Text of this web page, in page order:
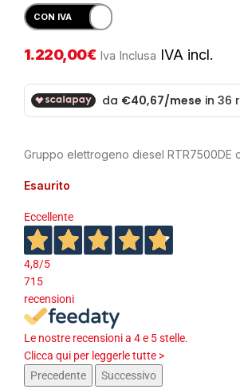
1.220,00€ Iva Inclusa IVA incl.
Gruppo elettrogeno diesel RTR7500DE
Esaurito
Eccellente
4,8/5
715
recensioni
Le nostre recensioni a 4 e 5 stelle.
Clicca qui per leggerle tutte >
Precedente
Successivo